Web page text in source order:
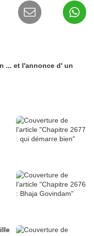
... et l'annonce d' un